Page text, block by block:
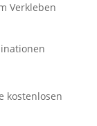
Verkleben
kostenlosen